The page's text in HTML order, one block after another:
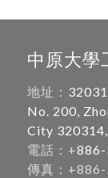
中原大學
地址：
No. 200,
City 320314,
電話：+
傳真：